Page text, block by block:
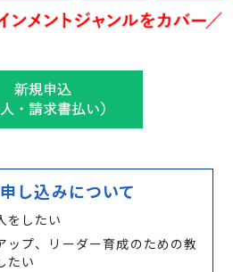
し込みについて
をしたい
ップ、リーダー育成のための教
たい